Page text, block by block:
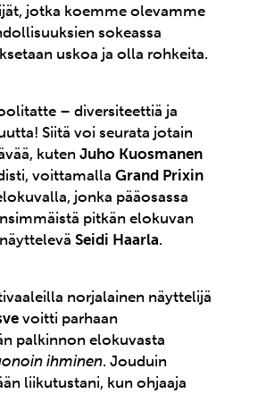
jotka koemme olevamme
sokeassa
uskoa ja olla rohkeita.
– diversiteettiä ja
Siitä voi seurata jotain
kutenJuho Kuosmanen
voittamallaGrand Prixin
jonka pääosassa
pitkän elokuvan
Seidi Haarla.
norjalainen näyttelijä
voitti parhaan
palkinnon elokuvasta
ihminen. Jouduin
liikutustani, kun ohjaaja